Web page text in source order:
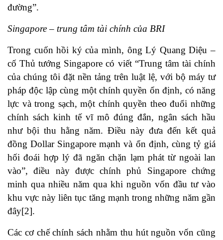
đường”.
Singapore – trung tâm tài chính của BRI
Trong cuốn hồi ký của mình, ông Lý Quang Diệu –
cố Thủ tướng Singapore có viết “Trung tâm tài chính
của chúng tôi đặt nền tảng trên luật lệ, với bộ máy tư
pháp độc lập cùng một chính quyền ổn định, có năng
lực và trong sạch, một chính quyền theo đuổi những
chính sách kinh tế vĩ mô đúng đắn, ngân sách hầu
như bội thu hằng năm. Điều này đưa đến kết quả
đồng Dollar Singapore mạnh và ổn định, cùng tỷ giá
hối đoái hợp lý đã ngăn chặn lạm phát từ ngoài lan
vào”, điều này được chính phủ Singapore chứng
minh qua nhiều năm qua khi nguồn vốn đầu tư vào
khu vực này liên tục tăng mạnh trong những năm gần
đây[2].
Các cơ chế chính sách nhằm thu hút nguồn vốn cũng